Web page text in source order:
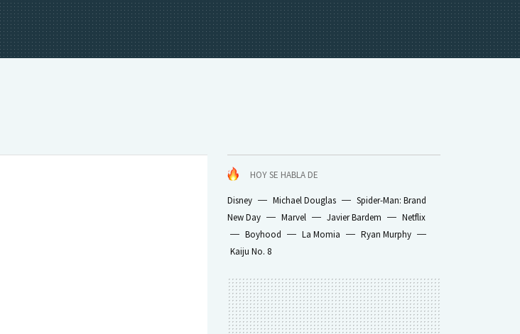
HOY SE HABLA DE
Disney Michael Douglas
Spider-Man: Brand
New Day
Marvel Javier Bardem
Netflix
Boyhood
La Momia
Ryan Murphy
Kaiju No. 8